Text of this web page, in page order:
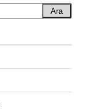
Ara